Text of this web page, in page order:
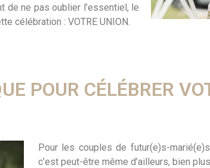
de ne pas oublier l’essentiel, le
célébration : VOTRE UNION.
POUR CÉLÉBRER
Pour les couples de futur(e)s-
c’est peut-être même d’ailleurs, bien